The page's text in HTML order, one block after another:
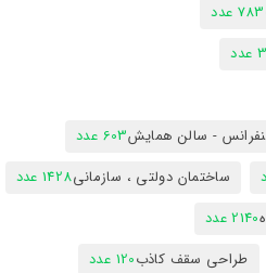
عدد
- سالن همایش603 عدد
ساختمان دولتی ، سازمانی1428 عدد
2140 عدد
طراحی سقف کاذب120 عدد